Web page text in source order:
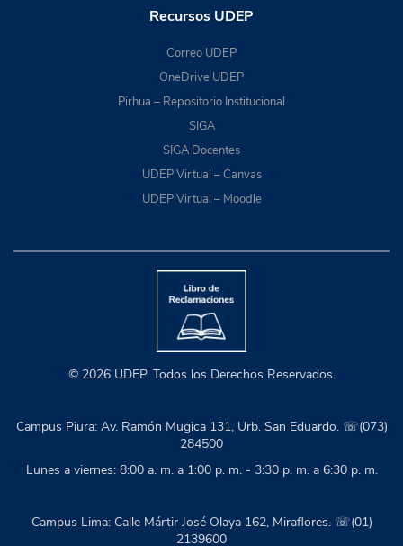
Recursos UDEP
Correo UDEP
OneDrive UDEP
Pirhua – Repositorio Institucional
SIGA
SIGA Docentes
UDEP Virtual – Canvas
UDEP Virtual – Moodle
© 2026 UDEP. Todos los Derechos Reservados.
Campus Piura: Av. Ramón Mugica 131, Urb. San Eduardo. ☏(073)
284500
Lunes a viernes: 8:00 a. m. a 1:00 p. m. - 3:30 p. m. a 6:30 p. m.
Campus Lima: Calle Mártir José Olaya 162, Miraflores. ☏(01)
2139600